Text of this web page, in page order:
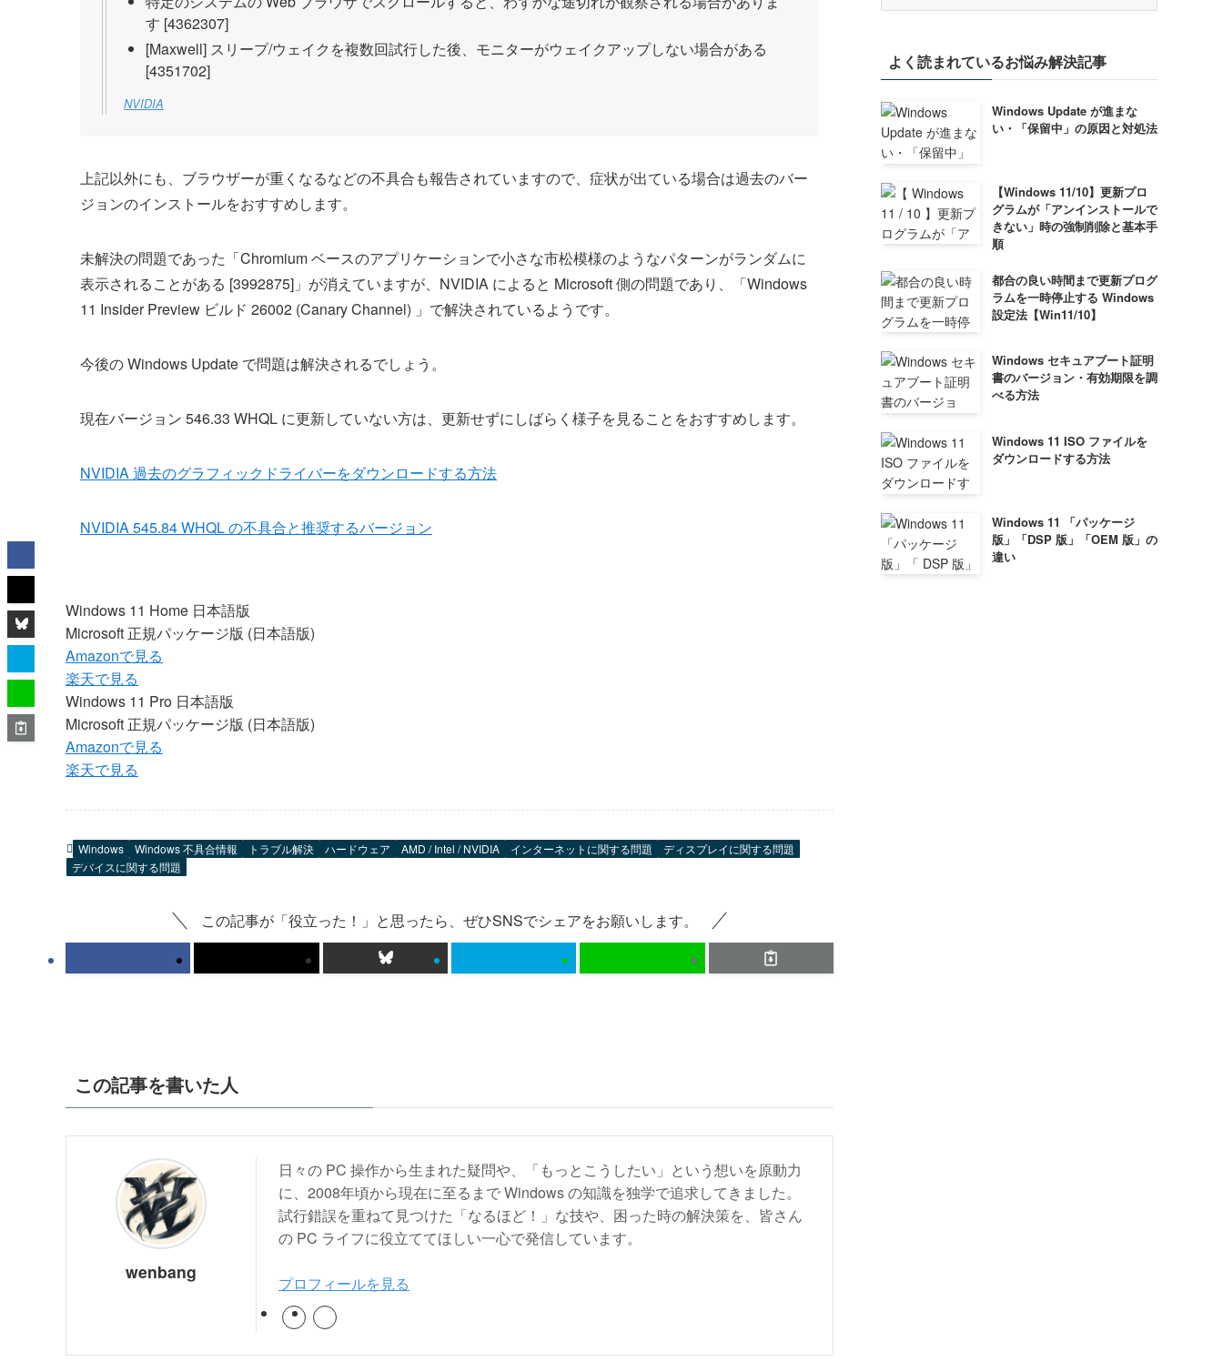
す [4362307]
[Maxwell] スリープ/ウェイクを複数回試行した後、モニターがウェイクアップしない場合がある
[4351702]
NVIDIA
上記以外にも、ブラウザーが重くなるなどの不具合も報告されていますので、症状が出ている場合は過去のバー
ジョンのインストールをおすすめします。
未解決の問題であった「Chromium ベースのアプリケーションで小さな市松模様のようなパターンがランダムに
表示されることがある [3992875]」が消えていますが、NVIDIA によると Microsoft 側の問題であり、「Windows
11 Insider Preview ビルド 26002 (Canary Channel) 」で解決されているようです。
今後の Windows Update で問題は解決されるでしょう。
現在バージョン 546.33 WHQL に更新していない方は、更新せずにしばらく様子を見ることをおすすめします。
NVIDIA 過去のグラフィックドライバーをダウンロードする方法
NVIDIA 545.84 WHQL の不具合と推奨するバージョン
Windows 11 Home 日本語版
Microsoft 正規パッケージ版 (日本語版)
Amazonで見る
楽天で見る
Windows 11 Pro 日本語版
Microsoft 正規パッケージ版 (日本語版)
Amazonで見る
楽天で見る
Windows Windows 不具合情報 トラブル解決 ハードウェア AMD / Intel / NVIDIA インターネットに関する問題
ディスプレイに関する問題
デバイスに関する問題
この記事が「役立った！」と思ったら、ぜひSNSでシェアをお願いします。
この記事を書いた人
wenbang
日々の PC 操作から生まれた疑問や、「もっとこうしたい」という想いを原動力
に、2008年頃から現在に至るまで Windows の知識を独学で追求してきました。
試行錯誤を重ねて見つけた「なるほど！」な技や、困った時の解決策を、皆さん
の PC ライフに役立ててほしい一心で発信しています。
プロフィールを見る
ーよく読まれているお悩み解決記事
Windows Update が進まな
い・「保留中」の原因と対処法
【Windows 11/10】更新プロ
グラムが「アンインストールで
きない」時の強制削除と基本手
順
都合の良い時間まで更新プログ
ラムを一時停止する Windows
設定法【Win11/10】
Windows セキュアブート証明
書のバージョン・有効期限を調
べる方法
Windows 11 ISO ファイルを
ダウンロードする方法
Windows 11 「パッケージ
版」「DSP 版」「OEM 版」の
違い